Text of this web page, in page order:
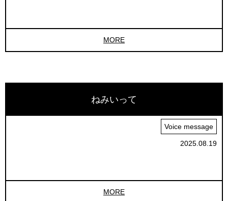
MORE
ねみいって
Voice message
2025.08.19
MORE